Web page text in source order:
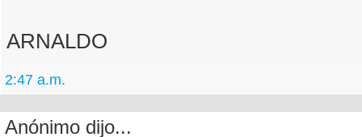
ARNALDO
2:47 a.m.
Anónimo dijo...